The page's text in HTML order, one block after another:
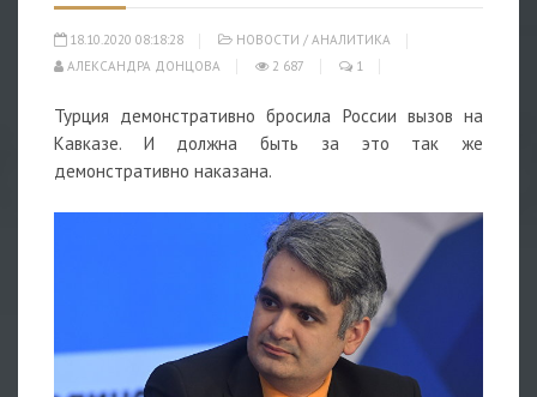
18.10.2020 08:18:28 НОВОСТИ / АНАЛИТИКА
АЛЕКСАНДРА ДОНЦОВА
2 687 1
Турция демонстративно бросила России вызов на
Кавказе. И должна быть за это так же
демонстративно наказана.